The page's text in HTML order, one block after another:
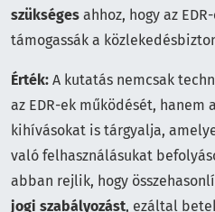
szükséges ahhoz, hogy az
támogassák a
Érték: A kutatás nemcsak
az EDR-ek működését, hanem
kihívásokat is tárgyalja,
való felhasználásukat
abban rejlik, hogy
jogi szabályozást, ezáltal